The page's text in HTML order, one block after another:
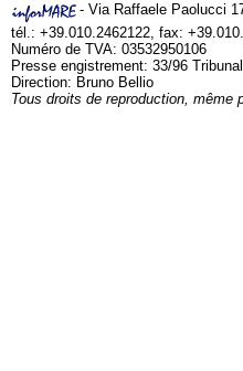
- Via Raffaele Paolucci
tél.: +39.010.2462122, fax:
Numéro de TVA: 03532950106
Presse engistrement: 33/96
Direction: Bruno Bellio
Tous droits de reproduction,